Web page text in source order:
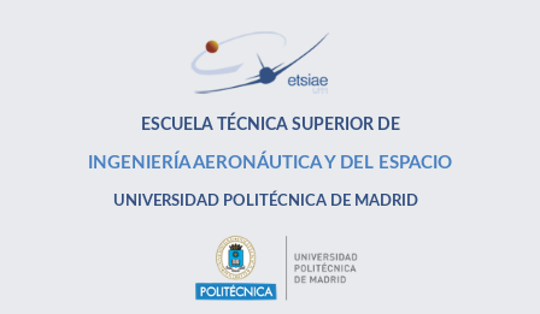
ESCUELA TÉCNICA SUPERIOR DE
INGENIERÍA AERONÁUTICA Y DEL ESPACIO
UNIVERSIDAD POLITÉCNICA DE MADRID